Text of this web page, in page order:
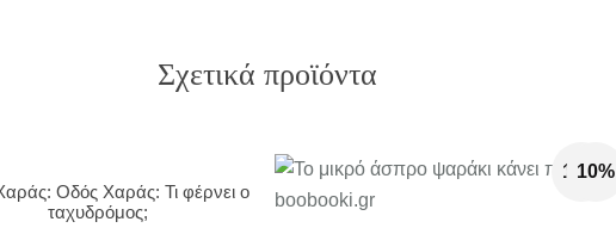
Σχετικά προϊόντα
Οδός Χαράς: Τι φέρνει ο
ταχυδρόμος;
10%
10%